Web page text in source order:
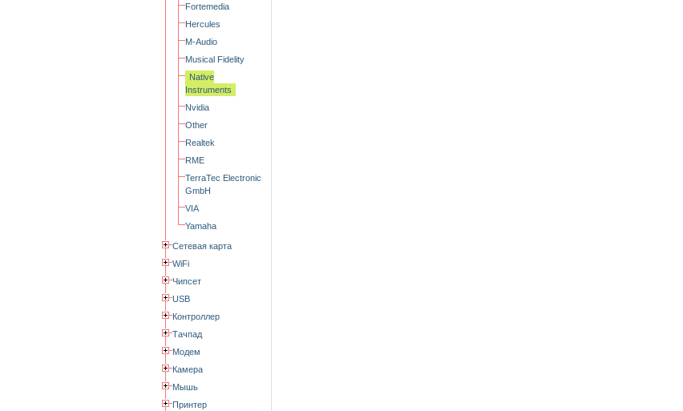
Fortemedia
Hercules
M-Audio
Musical Fidelity
Native
Instruments
Nvidia
Other
Realtek
RME
TerraTec Electronic
GmbH
VIA
Yamaha
Сетевая карта
WiFi
Чипсет
USB
Контроллер
Тачпад
Модем
Камера
Мышь
Принтер